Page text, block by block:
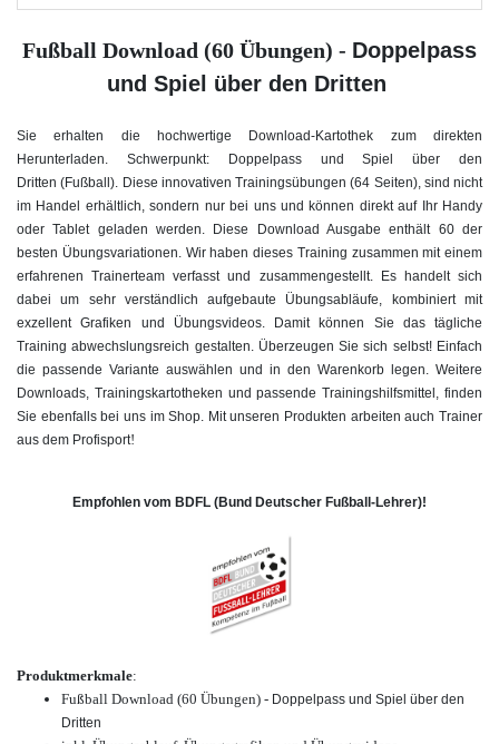
Fußball Download (60 Übungen) - Doppelpass
und Spiel über den Dritten
Sie erhalten die hochwertige Download-Kartothek zum direkten
Herunterladen. Schwerpunkt: Doppelpass und Spiel über den
Dritten(Fußball). Diese innovativen Trainingsübungen (64 Seiten), sind nicht
im Handel erhältlich, sondern nur bei uns und können direkt auf Ihr Handy
oder Tablet geladen werden. Diese Download Ausgabe enthält 60 der
besten Übungsvariationen. Wir haben dieses Training zusammen mit einem
erfahrenen Trainerteam verfasst und zusammengestellt. Es handelt sich
dabei um sehr verständlich aufgebaute Übungsabläufe, kombiniert mit
exzellent Grafiken und Übungsvideos. Damit können Sie das tägliche
Training abwechslungsreich gestalten. Überzeugen Sie sich selbst! Einfach
die passende Variante auswählen und in den Warenkorb legen. Weitere
Downloads, Trainingskartotheken und passende Trainingshilfsmittel, finden
Sie ebenfalls bei uns im Shop. Mit unseren Produkten arbeiten auch Trainer
aus dem Profisport!
Empfohlen vom BDFL (Bund Deutscher Fußball-Lehrer)!
Produktmerkmale:
Fußball Download (60 Übungen) - Doppelpass und Spiel über den
Dritten